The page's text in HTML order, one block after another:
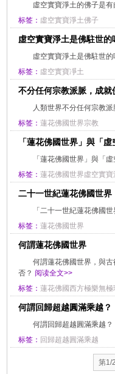
虛空實寶淨土的佛子是有
标签： 虛空實寶淨土佛子
虛空實寶淨土是佛駐世的
虛空實寶淨土是佛駐世的
标签： 虛空實寶凈土
不分任何宗教派脈，成就
人類世界不分任何宗教
标签： 蓮花佛國世界宗教
「蓮花佛國世界」與「
「蓮花佛國世界」與「
标签： 蓮花佛國世界虛空實寶
二十一世紀蓮花佛國世界
「二十一世紀蓮花佛國
标签： 蓮花佛國世界
何謂蓮花佛國世界
何謂蓮花佛國世界，與
否？ 阅读全文>>
标签： 蓮花佛國西方極樂無極
何謂回歸超越圓滿乘越？
何謂回歸超越圓滿乘越？
标签： 回歸超越圓滿乘越
第1/